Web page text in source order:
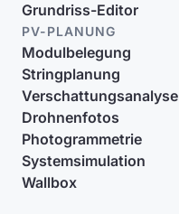
Grundriss-Editor
PV-PLANUNG
Modulbelegung
Stringplanung
Verschattungsanalyse
Drohnenfotos
Photogrammetrie
Systemsimulation
Wallbox